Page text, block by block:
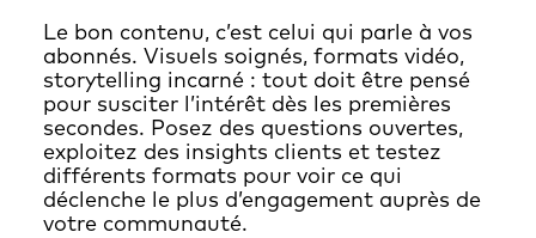
Le bon contenu, c’est celui qui parle à vos
abonnés. Visuels soignés, formats vidéo,
storytelling incarné : tout doit être pensé
pour susciter l’intérêt dès les premières
secondes. Posez des questions ouvertes,
exploitez des insights clients et testez
différents formats pour voir ce qui
déclenche le plus d’engagement auprès de
votre communauté.